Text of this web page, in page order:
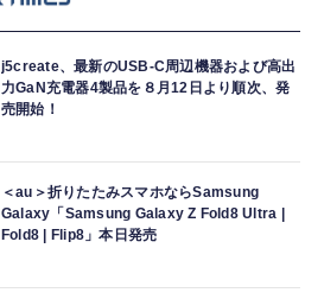
j5create、最新のUSB-C周辺機器および高出
力GaN充電器4製品を８月12日より順次、発
売開始！
＜au＞折りたたみスマホならSamsung
Galaxy「Samsung Galaxy Z Fold8 Ultra |
Fold8 | Flip8」本日発売